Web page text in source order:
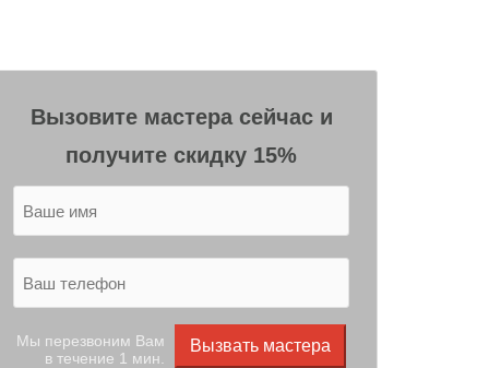
Вызовите мастера сейчас и
получите скидку 15%
Мы перезвоним Вам
в течение 1 мин.
Вызвать мастера